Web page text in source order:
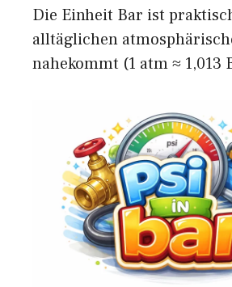
Die Einheit Bar ist
alltäglichen
nahekommt (1 atm ≈ 1,013